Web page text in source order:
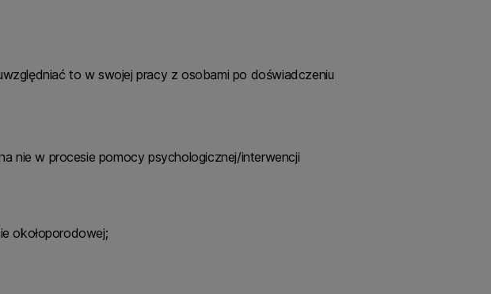
to w swojej pracy z osobami po doświadczeniu
nie w procesie pomocy psychologicznej/interwencji
okołoporodowej;